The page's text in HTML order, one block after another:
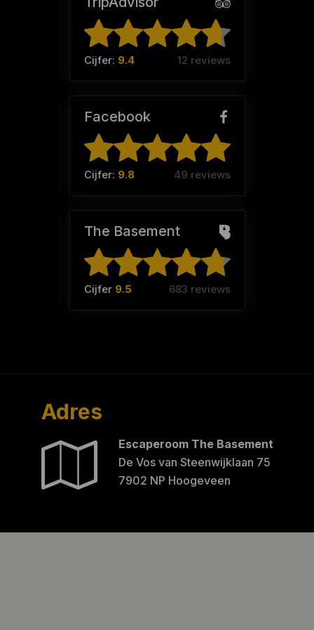
Cijfer: 9.4 12 reviews
Facebook
Cijfer: 9.8 49 reviews
The Basement
Cijfer 9.5 683 reviews
Adres
Escaperoom The Basement
De Vos van Steenwijklaan 75
7902 NP Hoogeveen